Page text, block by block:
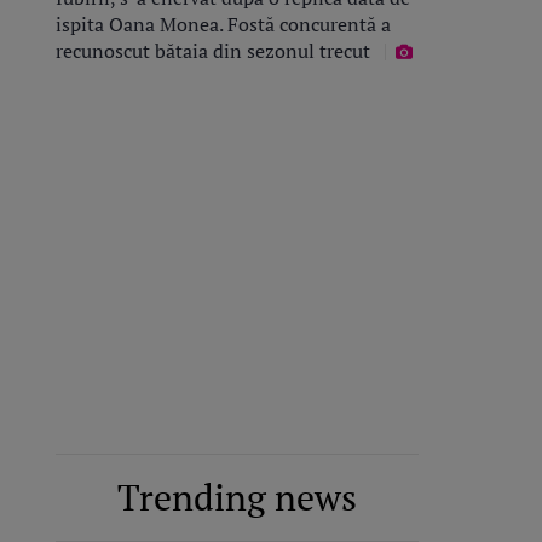
ispita Oana Monea. Fostă concurentă a
recunoscut bătaia din sezonul trecut
Trending news